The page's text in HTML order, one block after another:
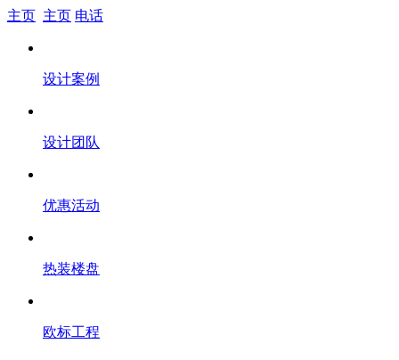
主页 主页 电话
设计案例
设计团队
优惠活动
热装楼盘
欧标工程